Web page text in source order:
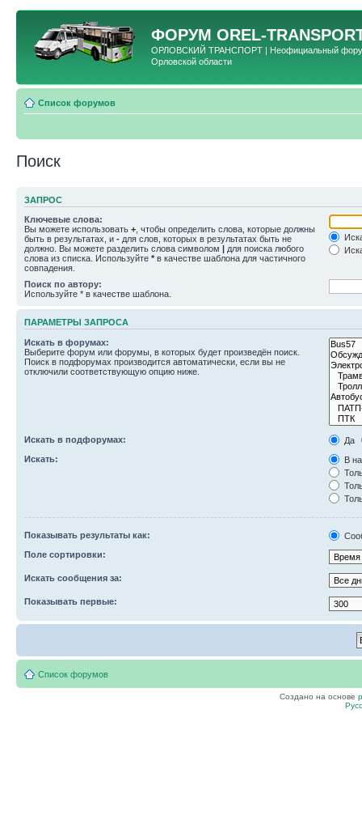
ФОРУМ OREL-
ОРЛОВСКИЙ ТРАНСПОРТ | Неофициальный форум
Орловской области
Список форумов
Поиск
ЗАПРОС
Ключевые слова:
Вы можете использовать + , чтобы определить слова, которые должны
быть в результатах, и - для слов, которых в результатах быть не
должно. Вы можете разделить слова символом | для поиска любого
слова из списка. Используйте * в качестве шаблона для частичного
совпадения.
Поиск по автору:
Используйте * в качестве шаблона.
ПАРАМЕТРЫ ЗАПРОСА
Искать в форумах:
Выберите форум или форумы, в которых будет произведён поиск.
Поиск в подфорумах производится автоматически, если вы не
отключили соответствующую опцию ниже.
Искать в подфорумах:
Да
Искать:
В
Показывать результаты как:
Поле сортировки:
Искать сообщения за:
Показывать первые:
Список форумов
Создано на основе